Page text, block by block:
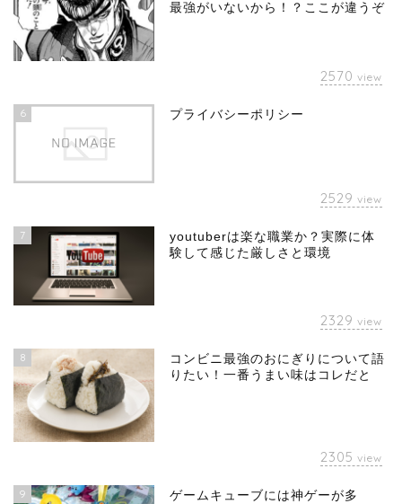
最強がいないから！？ここが違うぞ
2570 view
6 プライバシーポリシー
2529 view
7
youtuberは楽な職業か？実際に体
験して感じた厳しさと環境
2329 view
8
コンビニ最強のおにぎりについて語
りたい！一番うまい味はコレだと
2305 view
9
ゲームキューブには神ゲーが多